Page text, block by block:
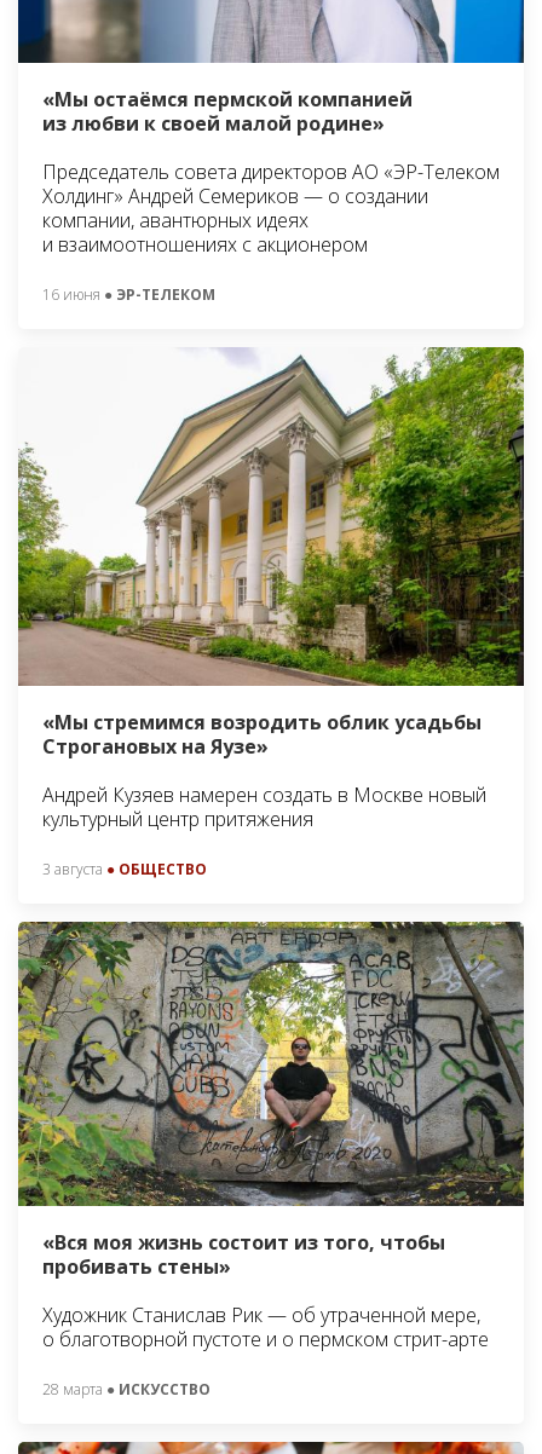
«Мы остаёмся пермской компанией
из любви к своей малой родине»
Председатель совета директоров АО «ЭР-Телеком
Холдинг» Андрей Семериков — о создании
компании, авантюрных идеях
и взаимоотношениях с акционером
16 июня ● ЭР-ТЕЛЕКОМ
«Мы стремимся возродить облик усадьбы
Строгановых на Яузе»
Андрей Кузяев намерен создать в Москве новый
культурный центр притяжения
3 августа ● ОБЩЕСТВО
«Вся моя жизнь состоит из того, чтобы
пробивать стены»
Художник Станислав Рик — об утраченной мере,
о благотворной пустоте и о пермском стрит-арте
28 марта ● ИСКУССТВО